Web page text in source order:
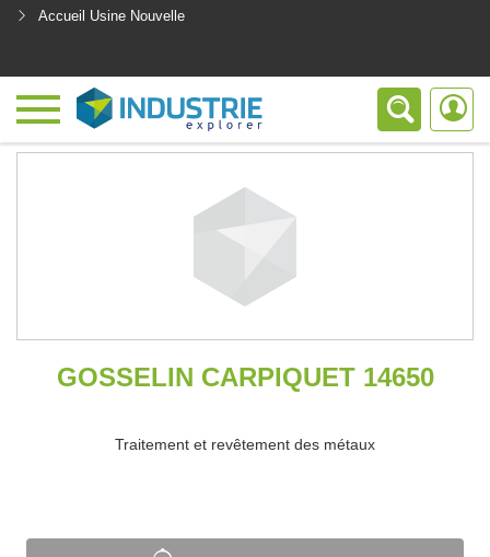
Accueil Usine Nouvelle
GOSSELIN CARPIQUET 14650
Traitement et revêtement des métaux